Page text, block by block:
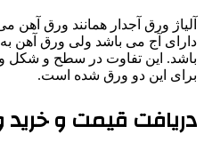
آلیاژ ورق آجدار همانند ورق آهن
دارای آج می باشد ولی ورق
باشد. این تفاوت در سطح و شکل
برای این دو ورق شده است.
دریافت قیمت و